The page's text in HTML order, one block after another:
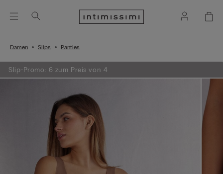
Damen Slips Panties
Slip-Promo: 6 zum Preis von 4